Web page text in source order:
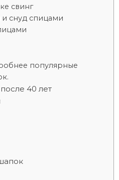
свинг
снуд спицами
популярные
40 лет